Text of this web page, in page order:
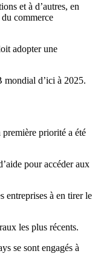
et à d’autres, en
commerce
adopter une
mondial d’ici à 2025.
première priorité a été
pour accéder aux
entreprises à en tirer le
les plus récents.
se sont engagés à